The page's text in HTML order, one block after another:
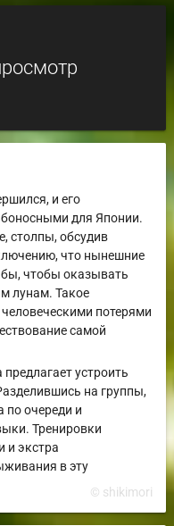
и его
для Японии.
столпы, обсудив
что нынешние
чтобы оказывать
лунам. Такое
потерями
самой
устроить
на группы,
очереди и
Тренировки
и экстра
в эту
© shikimori